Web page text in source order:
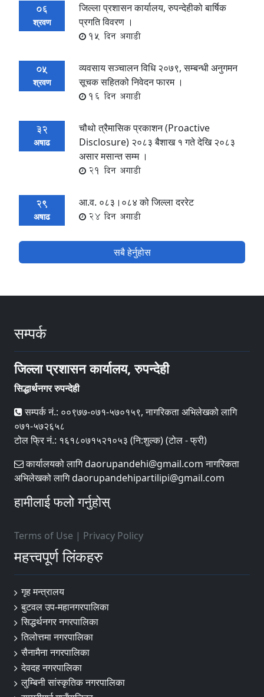
06
श्रवण
जिल्ला प्रशासन कार्यालय, रुपन्देहीको बार्षिक
प्रगति विवरण ।
15 दिन अगाडी
05
श्रवण
व्यवसाय सञ्चालन विधि २०७९, सम्बन्धी अनुगमन
सूचक सहितको निवेदन फारम ।
16 दिन अगाडी
32
अषाढ
चौथो त्रैमासिक प्रकाशन (Proactive
Disclosure) २०८३ बैशाख १ गते देखि २०८३
असार मसान्त सम्म ।
21 दिन अगाडी
29
अषाढ
आ.व. ०८३।०८४ को जिल्ला दररेट
24 दिन अगाडी
सबै हेर्नुहोस
सम्पर्क
जिल्ला प्रशासन कार्यालय, रुपन्देही
सिद्धार्थनगर रुपन्देही
सम्पर्क नं.: ००९७७-०७१-५७०१५९, नागरिकता अभिलेखको लागि
०७१-५७२६५८
टोल फ्रि नं.: १६१८०७१५२१०५३ (नि:शुल्क) (टोल - फ्री)
कार्यालयको लागि daorupandehi@gmail.com नागरिकता
अभिलेखको लागि daorupandehipartilipi@gmail.com
हामीलाई फलो गर्नुहोस्
Terms of Use | Privacy Policy
महत्त्वपूर्ण लिंकहरु
गृह मन्त्रालय
बुटवल उप-महानगरपालिका
सिद्धर्थनगर नगरपालिका
तिलोत्तमा नगरपालिका
सैनामैना नगरपालिका
देवदह नगरपालिका
लुम्बिनी सांस्कृतिक नगरपालिका